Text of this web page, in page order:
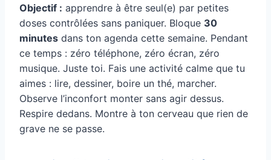
Objectif : apprendre à être seul(e) par petites
doses contrôlées sans paniquer. Bloque 30
minutes dans ton agenda cette semaine. Pendant
ce temps : zéro téléphone, zéro écran, zéro
musique. Juste toi. Fais une activité calme que tu
aimes : lire, dessiner, boire un thé, marcher.
Observe l’inconfort monter sans agir dessus.
Respire dedans. Montre à ton cerveau que rien de
grave ne se passe.